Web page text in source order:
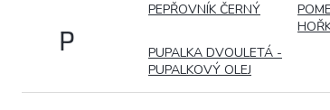
P
PEPŘOVNÍK ČERNÝ
PUPALKA DVOULETÁ -
PUPALKOVÝ OLEJ